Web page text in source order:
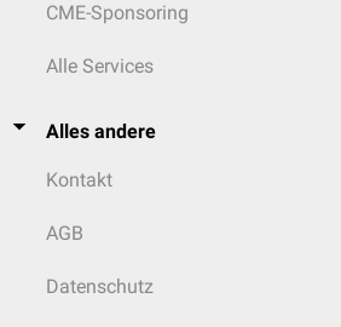
CME-Sponsoring
Alle Services
Alles andere
Kontakt
AGB
Datenschutz